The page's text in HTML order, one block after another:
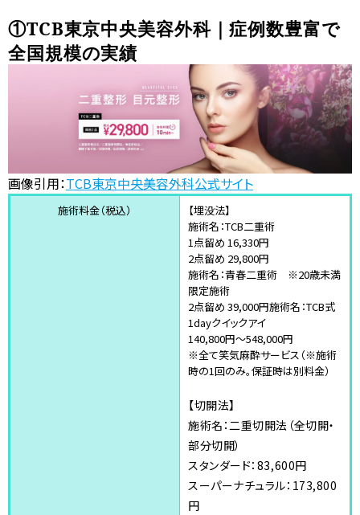
①TCB東京中央美容外科｜症例数豊富で
全国規模の実績
画像引用：TCB東京中央美容外科公式サイト
施術料金（税込）
【埋没法】
施術名：TCB二重術
1点留め 16,330円
2点留め 29,800円
施術名：青春二重術 ※20歳未満
限定施術
2点留め 39,000円施術名：TCB式
1dayクイックアイ
140,800円～548,000円
※全て笑気麻酔サービス（※施術
時の1回のみ。保証時は別料金）
【切開法】
施術名：二重切開法（全切開・
部分切開）
スタンダード：83,600円
スーパーナチュラル：173,800
円